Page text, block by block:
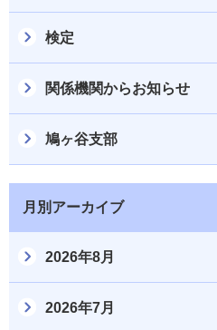
検定
関係機関からお知らせ
鳩ヶ谷支部
月別アーカイブ
2026年8月
2026年7月